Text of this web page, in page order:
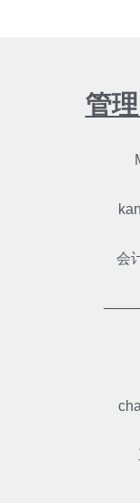
管
会